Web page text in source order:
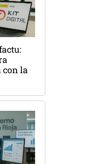
con la